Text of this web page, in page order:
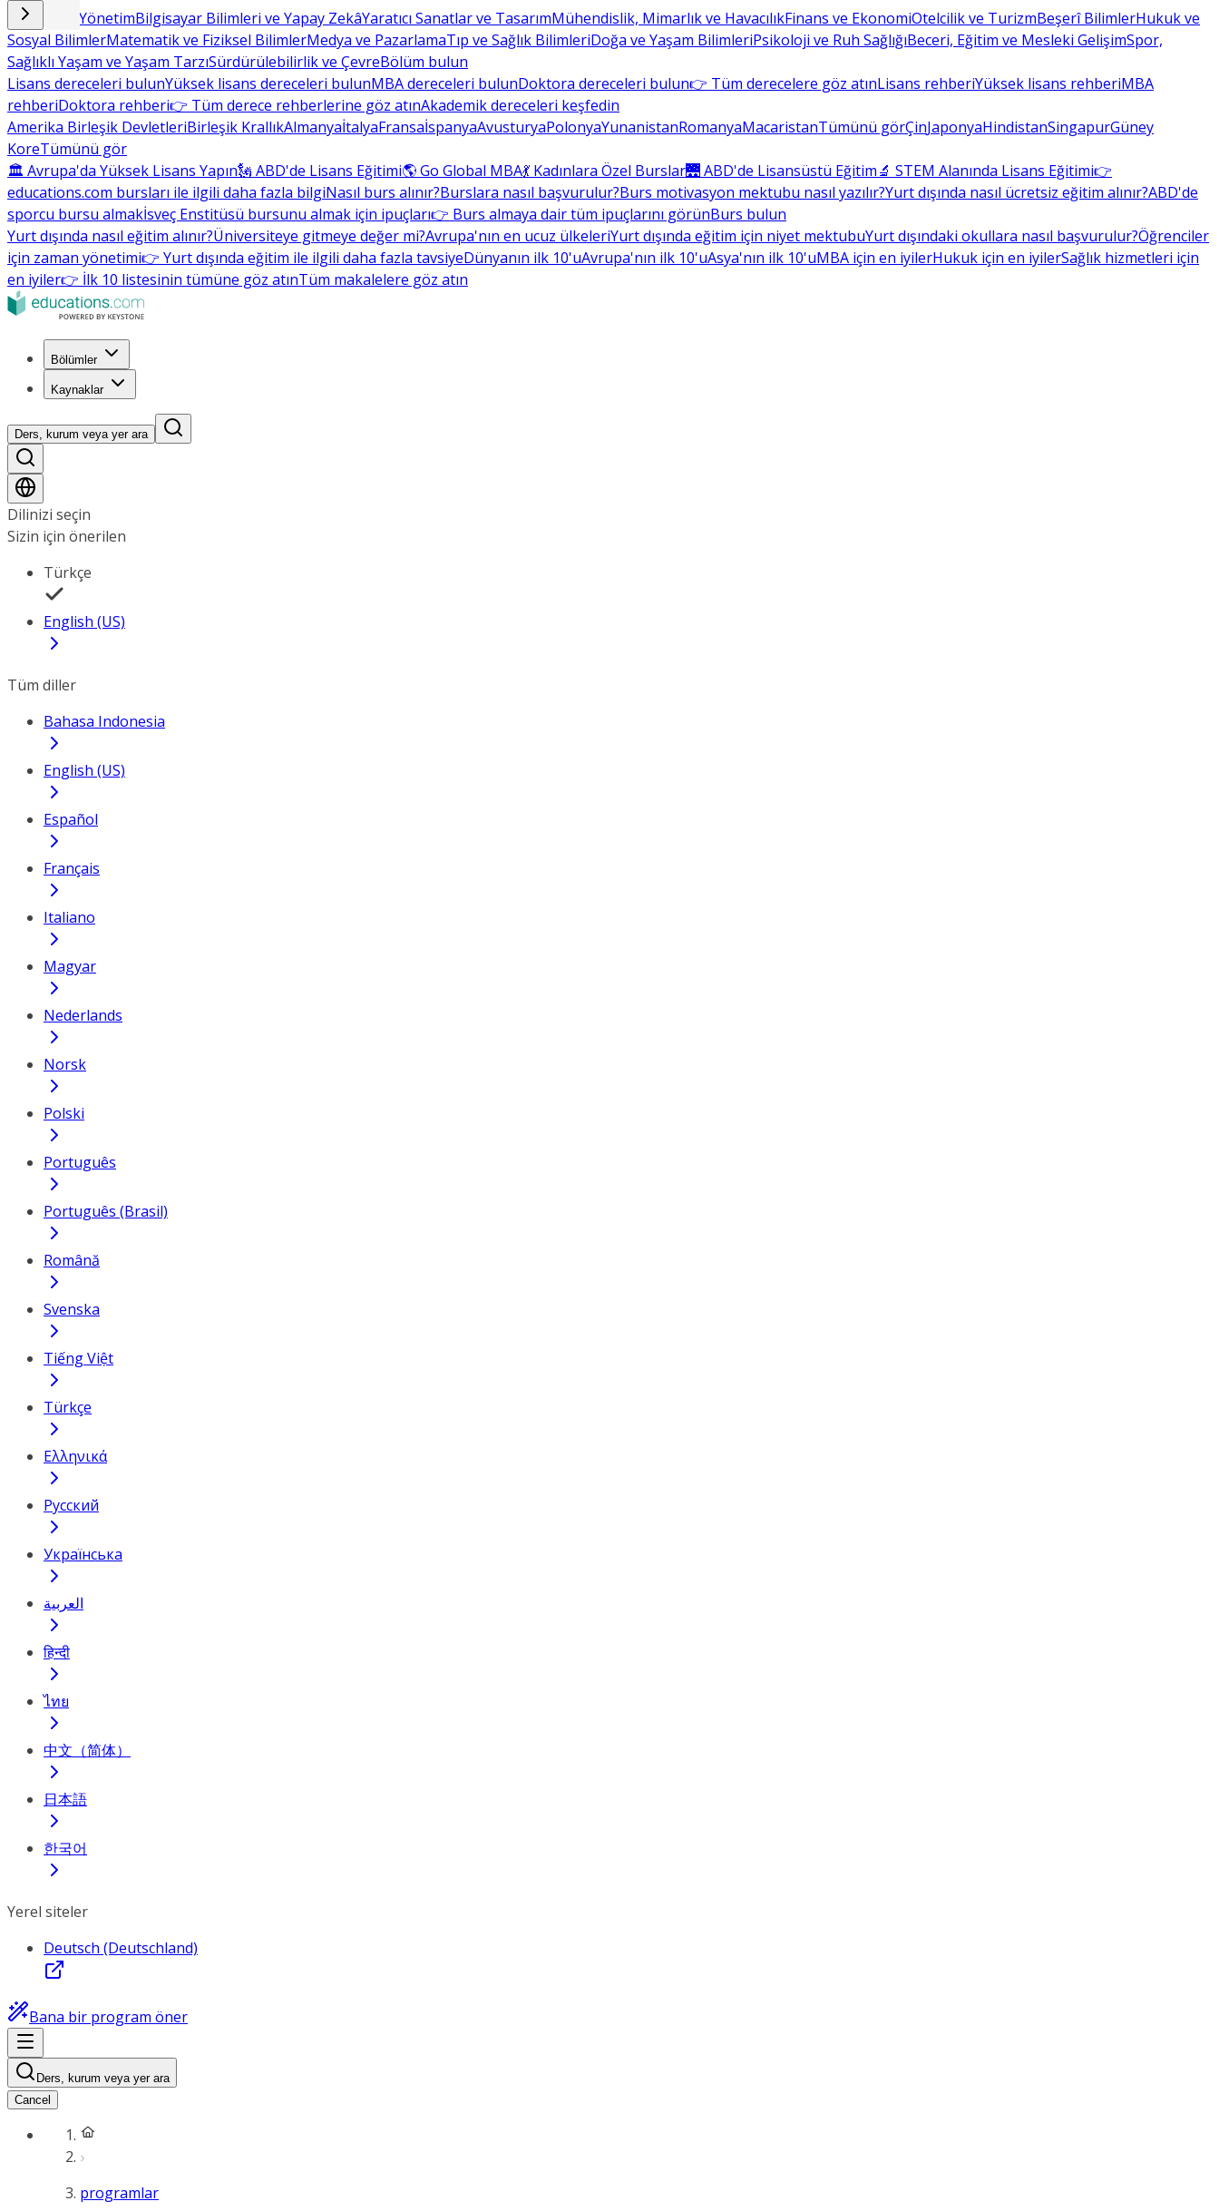
İşletme ve YönetimBilgisayar Bilimleri ve Yapay ZekâYaratıcı Sanatlar ve TasarımMühendislik, Mimarlık ve HavacılıkFinans ve EkonomiOtelcilik ve TurizmBeşerî BilimlerHukuk ve
Sosyal BilimlerMatematik ve Fiziksel BilimlerMedya ve PazarlamaTıp ve Sağlık BilimleriDoğa ve Yaşam BilimleriPsikoloji ve Ruh SağlığıBeceri, Eğitim ve Mesleki GelişimSpor,
Sağlıklı Yaşam ve Yaşam TarzıSürdürülebilirlik ve ÇevreBölüm bulun
Lisans dereceleri bulunYüksek lisans dereceleri bulunMBA dereceleri bulunDoktora dereceleri bulun👉 Tüm derecelere göz atınLisans rehberiYüksek lisans rehberiMBA
rehberiDoktora rehberi👉 Tüm derece rehberlerine göz atınAkademik dereceleri keşfedin
Amerika Birleşik DevletleriBirleşik KrallıkAlmanyaİtalyaFransaİspanyaAvusturyaPolonyaYunanistanRomanyaMacaristanTümünü görÇinJaponyaHindistanSingapurGüney
KoreTümünü gör
🏛 Avrupa'da Yüksek Lisans Yapın🗽 ABD'de Lisans Eğitimi🌎 Go Global MBA💃 Kadınlara Özel Burslar🌉 ABD'de Lisansüstü Eğitim🔬 STEM Alanında Lisans Eğitimi👉
educations.com bursları ile ilgili daha fazla bilgiNasıl burs alınır?Burslara nasıl başvurulur?Burs motivasyon mektubu nasıl yazılır?Yurt dışında nasıl ücretsiz eğitim alınır?ABD'de
sporcu bursu almakİsveç Enstitüsü bursunu almak için ipuçları👉 Burs almaya dair tüm ipuçlarını görünBurs bulun
Yurt dışında nasıl eğitim alınır?Üniversiteye gitmeye değer mi?Avrupa'nın en ucuz ülkeleriYurt dışında eğitim için niyet mektubuYurt dışındaki okullara nasıl başvurulur?Öğrenciler
için zaman yönetimi👉 Yurt dışında eğitim ile ilgili daha fazla tavsiyeDünyanın ilk 10'uAvrupa'nın ilk 10'uAsya'nın ilk 10'uMBA için en iyilerHukuk için en iyilerSağlık hizmetleri için
en iyiler👉 İlk 10 listesinin tümüne göz atınTüm makalelere göz atın
Bölümler
Kaynaklar
Ders, kurum veya yer ara
Dilinizi seçin
Sizin için önerilen
Türkçe
English (US)
Tüm diller
Bahasa Indonesia
English (US)
Español
Français
Italiano
Magyar
Nederlands
Norsk
Polski
Português
Português (Brasil)
Română
Svenska
Tiếng Việt
Türkçe
Ελληνικά
Русский
Українська
العربية
हिन्दी
ไทย
中文（简体）
日本語
한국어
Yerel siteler
Deutsch (Deutschland)
Bana bir program öner
Ders, kurum veya yer ara
Cancel
programlar